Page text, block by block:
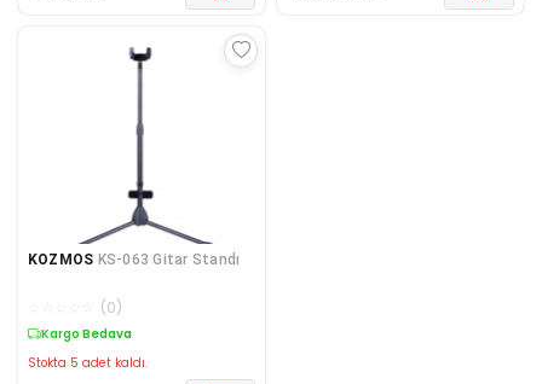
KOZMOS KS-063 Gitar Standı
(0)
Kargo Bedava
Stokta 5 adet kaldı.